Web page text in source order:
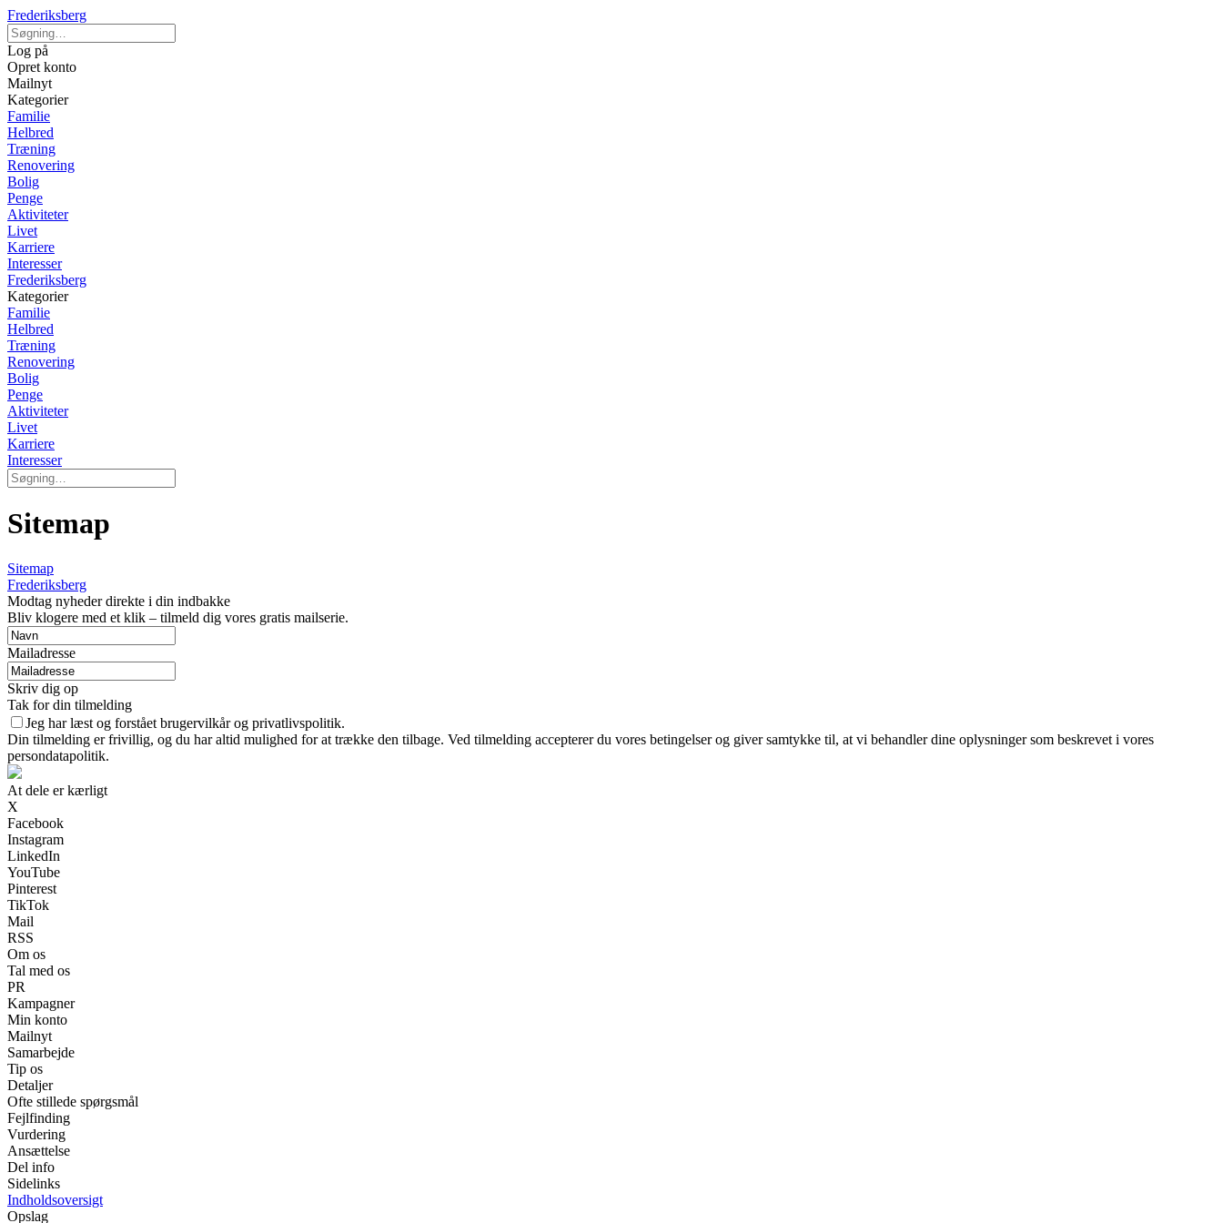
Frederiksberg
Log på
Opret konto
Mailnyt
Kategorier
Familie
Helbred
Træning
Renovering
Bolig
Penge
Aktiviteter
Livet
Karriere
Interesser
Frederiksberg
Kategorier
Familie
Helbred
Træning
Renovering
Bolig
Penge
Aktiviteter
Livet
Karriere
Interesser
Sitemap
Sitemap
Frederiksberg
Modtag nyheder direkte i din indbakke
Bliv klogere med et klik – tilmeld dig vores gratis mailserie.
Mailadresse
Skriv dig op
Tak for din tilmelding
Jeg har læst og forstået brugervilkår og privatlivspolitik.
Din tilmelding er frivillig, og du har altid mulighed for at trække den tilbage. Ved tilmelding accepterer du vores betingelser og giver samtykke til, at vi behandler dine oplysninger som beskrevet i vores
persondatapolitik.
At dele er kærligt
X
Facebook
Instagram
LinkedIn
YouTube
Pinterest
TikTok
Mail
RSS
Om os
Tal med os
PR
Kampagner
Min konto
Mailnyt
Samarbejde
Tip os
Detaljer
Ofte stillede spørgsmål
Fejlfinding
Vurdering
Ansættelse
Del info
Sidelinks
Indholdsoversigt
Opslag